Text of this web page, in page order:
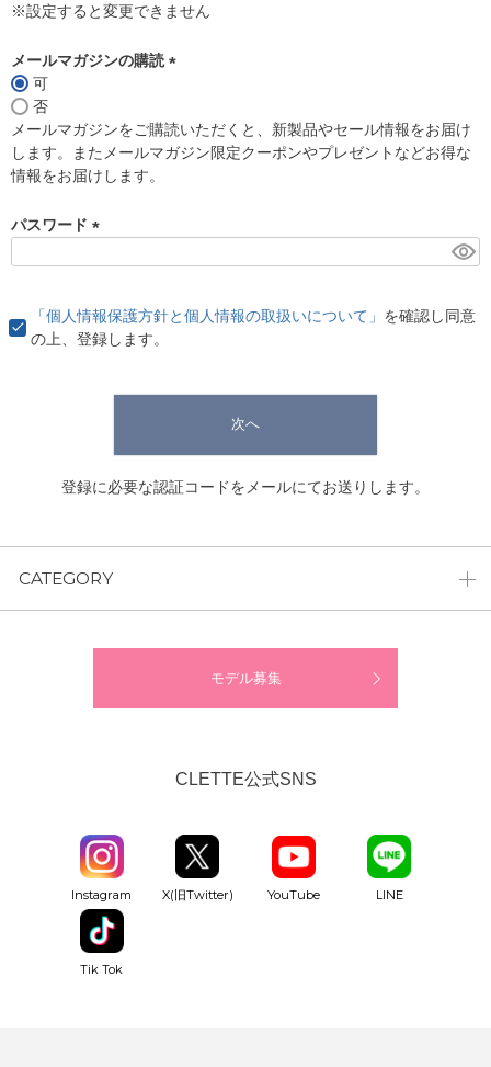
※設定すると変更できません
メールマガジンの購読
須
)
可
否
メールマガジンをご購読いただくと、新製品やセール情報をお届け
します。またメールマガジン限定クーポンやプレゼントなどお得な
情報をお届けします。
パスワード
)
「個人情報保護方針と個人情報の取扱いについて」 を確認し同意
の上、登録します。
次へ
登録に必要な認証コードをメールにてお送りします。
CATEGORY
モデル募集
CLETTE公式SNS
Instagram X(旧Twitter) YouTube LINE
Tik Tok